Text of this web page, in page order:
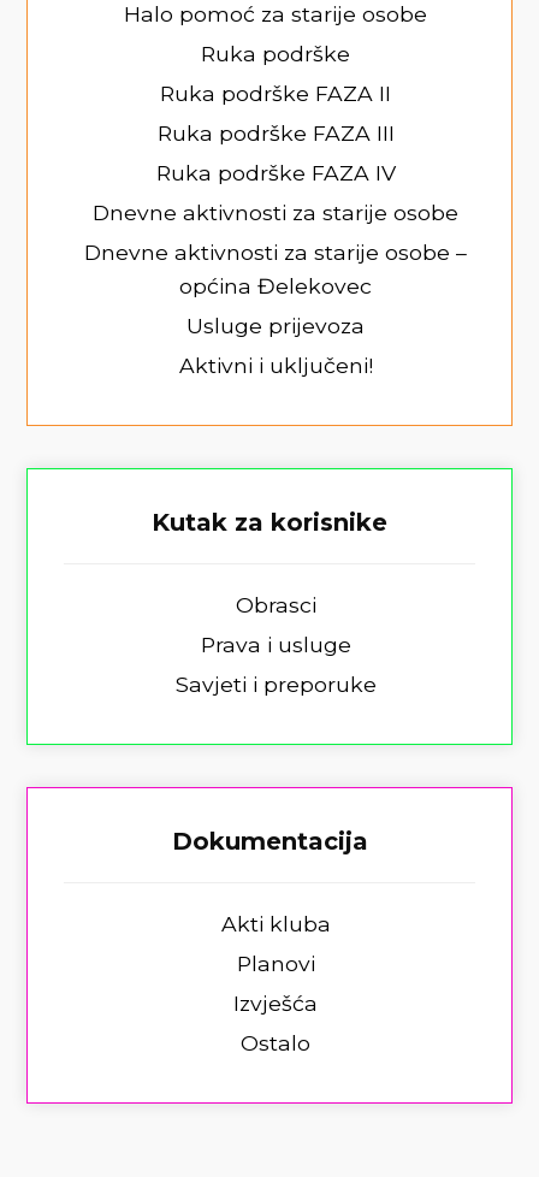
Halo pomoć za starije osobe
Ruka podrške
Ruka podrške FAZA II
Ruka podrške FAZA III
Ruka podrške FAZA IV
Dnevne aktivnosti za starije osobe
Dnevne aktivnosti za starije osobe –
općina Đelekovec
Usluge prijevoza
Aktivni i uključeni!
Kutak za korisnike
Obrasci
Prava i usluge
Savjeti i preporuke
Dokumentacija
Akti kluba
Planovi
Izvješća
Ostalo